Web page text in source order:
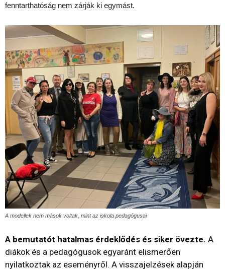
fenntarthatóság nem zárják ki egymást.
A modellek nem mások voltak, mint az iskola pedagógusai
A bemutatót hatalmas érdeklődés és siker övezte. A
diákok és a pedagógusok egyaránt elismerően
nyilatkoztak az eseményről. A visszajelzések alapján